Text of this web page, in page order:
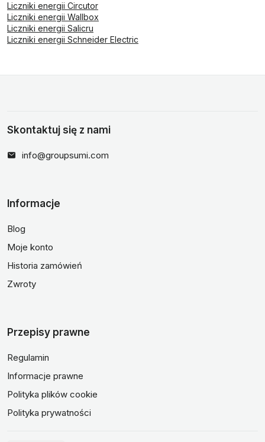
Liczniki energii Circutor
Liczniki energii Wallbox
Liczniki energii Salicru
Liczniki energii Schneider Electric
Skontaktuj się z nami
info@groupsumi.com
Informacje
Blog
Moje konto
Historia zamówień
Zwroty
Przepisy prawne
Regulamin
Informacje prawne
Polityka plików cookie
Polityka prywatności